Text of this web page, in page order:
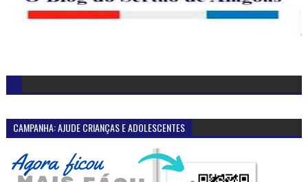
CAMPANHA: AJUDE CRIANÇAS E ADOLESCENTES